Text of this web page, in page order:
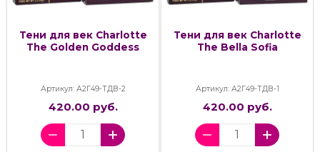
Тени для век Charlotte
The Golden Goddess
Артикул: А2Г49-ТДВ-2
420.00 руб.
Тени для век Charlotte
The Bella Sofia
Артикул: А2Г49-ТДВ-1
420.00 руб.